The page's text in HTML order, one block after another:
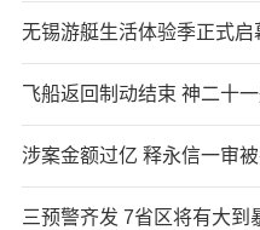
无锡游艇生活体验季正式启
飞船返回制动结束 神二十
涉案金额过亿 释永信一审
三预警齐发 7省区将有大到